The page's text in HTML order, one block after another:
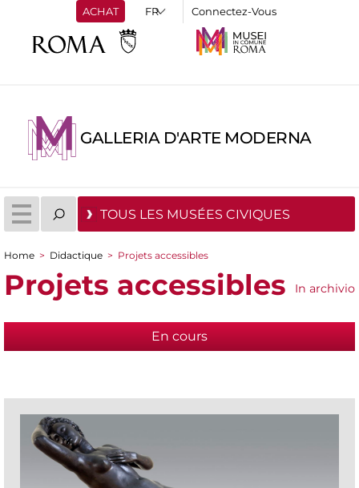
ACHAT Connectez-Vous
GALLERIA D'ARTE MODERNA
TOUS LES MUSÉES CIVIQUES
You are here
Home > Didactique > Projets accessibles
Projets accessibles In archivio
En cours